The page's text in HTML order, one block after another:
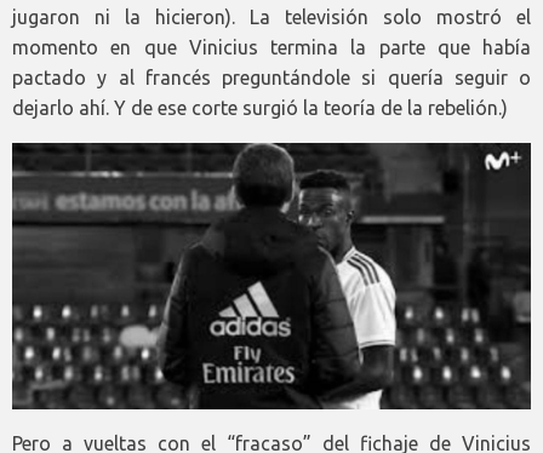
jugaron ni la hicieron). La televisión solo mostró el
momento en que Vinicius termina la parte que había
pactado y al francés preguntándole si quería seguir o
dejarlo ahí. Y de ese corte surgió la teoría de la rebelión.)
Pero a vueltas con el “fracaso” del fichaje de Vinicius